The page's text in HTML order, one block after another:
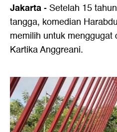
Jakarta- Setelah 15
tangga, komedian
memilih untuk
Kartika Anggreani.